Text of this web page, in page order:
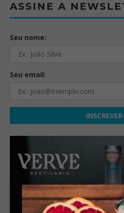
ASSINE A
Seu nome:
Seu email: